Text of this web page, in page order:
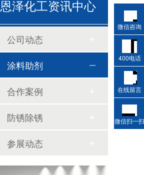
恩泽化工资讯中心
公司动态
涂料助剂
合作案例
防锈除锈
参展动态
微信咨询
400电话
在线留言
微信扫一扫